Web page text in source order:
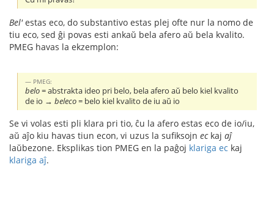
Bel'estas eco, do substantivo estas plej ofte nur la nomo de
tiu eco, sed ĝi povas esti ankaŭ bela afero aŭ bela kvalito.
PMEG havas la ekzemplon:
PMEG:
belo= abstrakta ideo pri belo, bela afero aŭ belo kiel kvalito
de io →beleco= belo kiel kvalito de iu aŭ io
Se vi volas esti pli klara pri tio, ĉu la afero estas eco de io/iu,
aŭ aĵo kiu havas tiun econ, vi uzus la sufiksojn eckaj aĵ
laŭbezone. Eksplikas tion PMEG en la paĝoj klariga ec kaj
klariga aĵ.